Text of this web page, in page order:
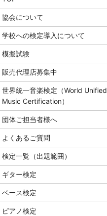
協会について
学校への検定導入について
模擬試験
販売代理店募集中
世界統一音楽検定（World Unified
Music Certification）
団体ご担当者様へ
よくあるご質問
検定一覧（出題範囲）
ギター検定
ベース検定
ピアノ検定